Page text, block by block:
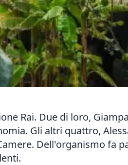
Rai. Due di loro,
Gli altri quattro,
Dell'organismo fa